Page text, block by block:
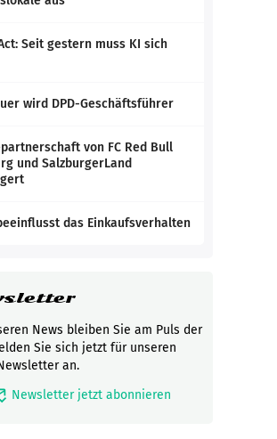
Seit gestern muss KI sich
wird DPD-Geschäftsführer
von FC Red Bull
und SalzburgerLand
das Einkaufsverhalten
News bleiben Sie am Puls der
Sie sich jetzt für unseren
an.
Newsletter jetzt abonnieren